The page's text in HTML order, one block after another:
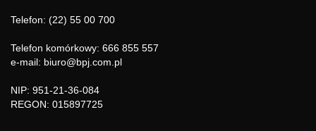
Telefon: (22) 55 00 700
Telefon komórkowy: 666 855 557
e-mail: biuro@bpj.com.pl
NIP: 951-21-36-084
REGON: 015897725